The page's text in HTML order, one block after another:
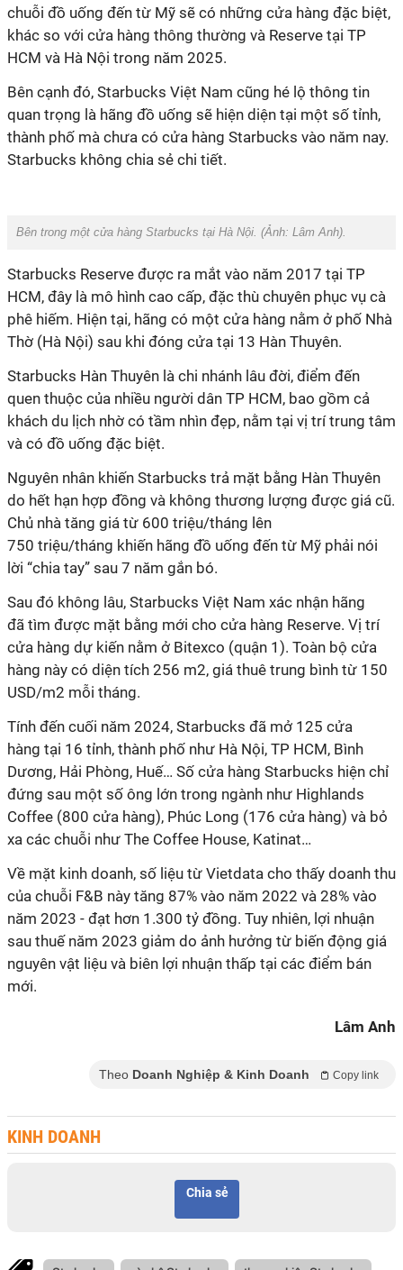
chuỗi đồ uống đến từ Mỹ sẽ có những cửa hàng đặc biệt,
khác so với cửa hàng thông thường và Reserve tại TP
HCM và Hà Nội trong năm 2025.
Bên cạnh đó, Starbucks Việt Nam cũng hé lộ thông tin
quan trọng là hãng đồ uống sẽ hiện diện tại một số tỉnh,
thành phố mà chưa có cửa hàng Starbucks vào năm nay.
Starbucks không chia sẻ chi tiết.
Bên trong một cửa hàng Starbucks tại Hà Nội. (Ảnh: Lâm Anh).
Starbucks Reserve được ra mắt vào năm 2017 tại TP
HCM, đây là mô hình cao cấp, đặc thù chuyên phục vụ cà
phê hiếm. Hiện tại, hãng có một cửa hàng nằm ở phố Nhà
Thờ (Hà Nội) sau khi đóng cửa tại 13 Hàn Thuyên.
Starbucks Hàn Thuyên là chi nhánh lâu đời, điểm đến
quen thuộc của nhiều người dân TP HCM, bao gồm cả
khách du lịch nhờ có tầm nhìn đẹp, nằm tại vị trí trung tâm
và có đồ uống đặc biệt.
Nguyên nhân khiến Starbucks trả mặt bằng Hàn Thuyên
do hết hạn hợp đồng và không thương lượng được giá cũ.
Chủ nhà tăng giá từ 600 triệu/tháng lên
750 triệu/tháng khiến hãng đồ uống đến từ Mỹ phải nói
lời “chia tay” sau 7 năm gắn bó.
Sau đó không lâu, Starbucks Việt Nam xác nhận hãng
đã tìm được mặt bằng mới cho cửa hàng Reserve. Vị trí
cửa hàng dự kiến nằm ở Bitexco (quận 1). Toàn bộ cửa
hàng này có diện tích 256 m2, giá thuê trung bình từ 150
USD/m2 mỗi tháng.
Tính đến cuối năm 2024, Starbucks đã mở 125 cửa
hàng tại 16 tỉnh, thành phố như Hà Nội, TP HCM, Bình
Dương, Hải Phòng, Huế… Số cửa hàng Starbucks hiện chỉ
đứng sau một số ông lớn trong ngành như Highlands
Coffee (800 cửa hàng), Phúc Long (176 cửa hàng) và bỏ
xa các chuỗi như The Coffee House, Katinat…
Về mặt kinh doanh, số liệu từ Vietdata cho thấy doanh thu
của chuỗi F&B này tăng 87% vào năm 2022 và 28% vào
năm 2023 - đạt hơn 1.300 tỷ đồng. Tuy nhiên, lợi nhuận
sau thuế năm 2023 giảm do ảnh hưởng từ biến động giá
nguyên vật liệu và biên lợi nhuận thấp tại các điểm bán
mới.
Lâm Anh
Theo Doanh Nghiệp & Kinh Doanh Copy link
KINH DOANH
Chia sẻ